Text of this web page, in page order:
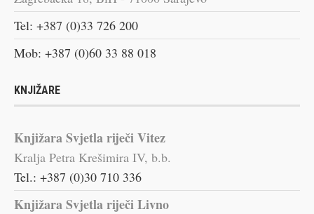
Tel: +387 (0)33 726 200
Mob: +387 (0)60 33 88 018
KNJIŽARE
Knjižara Svjetla riječi Vitez
Kralja Petra Krešimira IV, b.b.
Tel.: +387 (0)30 710 336
Knjižara Svjetla riječi Livno